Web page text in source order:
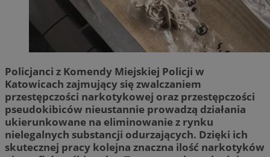
Policjanci z Komendy Miejskiej Policji w
Katowicach zajmujący się zwalczaniem
przestępczości narkotykowej oraz przestępczości
pseudokibiców nieustannie prowadzą działania
ukierunkowane na eliminowanie z rynku
nielegalnych substancji odurzających. Dzięki ich
skutecznej pracy kolejna znaczna ilość narkotyków